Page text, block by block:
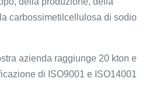
carbossimetilcellulosa di sodio
azienda raggiunge 20 kton e
di ISO9001 e ISO14001